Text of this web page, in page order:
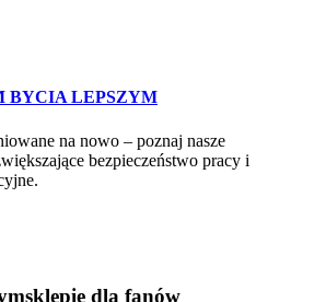
BYCIA LEPSZYM
na nowo – poznaj nasze
bezpieczeństwo pracy i
sklepie dla fanów